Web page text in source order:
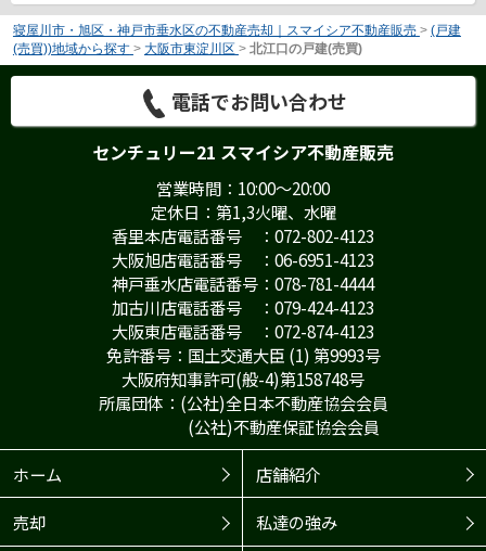
寝屋川市・旭区・神戸市垂水区の不動産売却｜スマイシア不動産販売 > (戸建
(売買))地域から探す > 大阪市東淀川区 > 北江口の戸建(売買)
電話でお問い合わせ
センチュリー21 スマイシア不動産販売
営業時間：10:00～20:00
定休日：第1,3火曜、水曜
香里本店電話番号 ：072-802-4123
大阪旭店電話番号 ：06-6951-4123
神戸垂水店電話番号：078-781-4444
加古川店電話番号 ：079-424-4123
大阪東店電話番号 ：072-874-4123
免許番号：国土交通大臣 (1) 第9993号
大阪府知事許可(般-4)第158748号
所属団体：(公社)全日本不動産協会会員
(公社)不動産保証協会会員
ホーム
店舗紹介
売却 私達の強み